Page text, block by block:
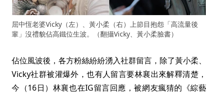
屈中恆老婆Vicky（左）、黃小柔（右）上節目抱怨「高流量後
輩」沒禮貌佔高鐵位生波。（翻攝Vicky、黃小柔臉書）
佔位風波後，各方粉絲紛紛湧入社群留言，除了黃小柔、
Vicky社群被灌爆外，也有人留言要林襄出來解釋清楚，
今（16日）林襄也在IG留言回應，被網友瘋猜的《綜藝